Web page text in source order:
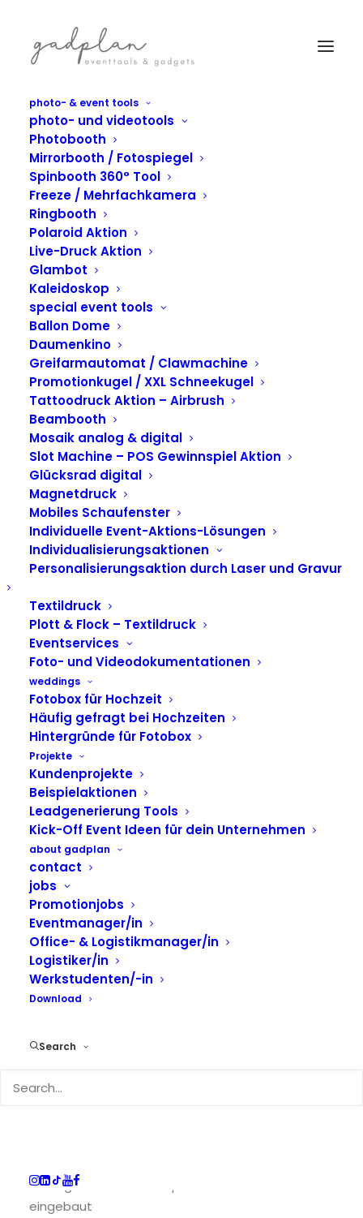
photo- & event tools
photo- und videotools
Photobooth
Mirrorbooth / Fotospiegel
Spinbooth 360° Tool
Freeze / Mehrfachkamera
Ringbooth
Polaroid Aktion
Live-Druck Aktion
Glambot
Kaleidoskop
special event tools
Ballon Dome
Daumenkino
Greifarmautomat / Clawmachine
Promotionkugel / XXL Schneekugel
Tattoodruck Aktion – Airbrush
Beambooth
Mosaik analog & digital
Slot Machine – POS Gewinnspiel Aktion
Glücksrad digital
Magnetdruck
Mobiles Schaufenster
Individuelle Event-Aktions-Lösungen
Individualisierungsaktionen
Personalisierungsaktion durch Laser und Gravur
Textildruck
Plott & Flock – Textildruck
Eventservices
Foto- und Videodokumentationen
weddings
Fotobox für Hochzeit
Häufig gefragt bei Hochzeiten
Hintergründe für Fotobox
Projekte
Kundenprojekte
Beispielaktionen
Leadgenerierung Tools
Kick-Off Event Ideen für dein Unternehmen
about gadplan
contact
jobs
Promotionjobs
Eventmanager/in
Office- & Logistikmanager/in
Logistiker/in
Werkstudenten/-in
Download
Search
INFOTOBULLI
VW ID. Buzz auf Tour
mit Kollektiv K &
GALERIA – Beauty
Days in Pink erleben
VW ID. Buzz GALERIA auf
Deutschlandtour: Pinke Power
für die Beauty Days
DerVW ID. Buzz
wir durften ihn gemeinsam mit der
Kollektiv K
Im Rahmen der GALERIA Beauty Days
ein pinkes Erlebnisfahrzeug mit integrierter
Fotobox, auffälligem Screendesign und
individueller Microsite.
Fokus auf Design und
– Integrierte Fotobox – perfekt in den Innenraum
eingebaut